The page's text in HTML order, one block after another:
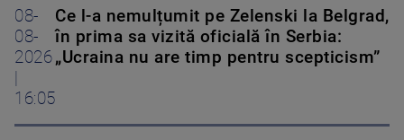
08-
08-
2026
16:05
Ce l-a nemulțumit pe Zelenski la Belgrad,
în prima sa vizită oficială în Serbia:
„Ucraina nu are timp pentru scepticism”